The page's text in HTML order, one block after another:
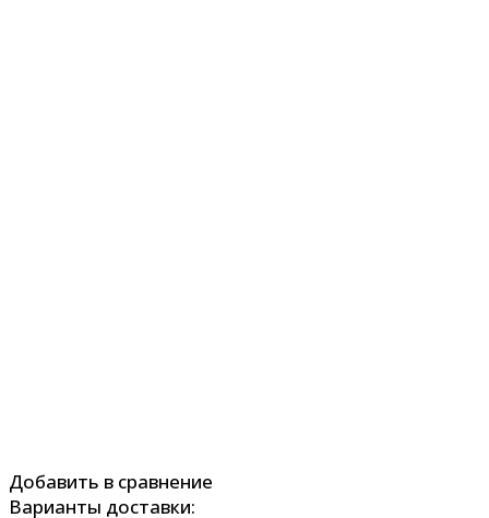
Добавить в сравнение
Варианты доставки: